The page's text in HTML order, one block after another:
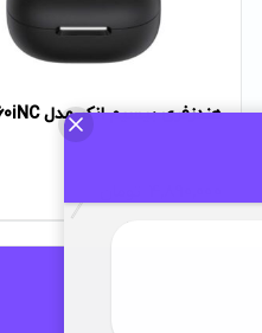
هندزفری بیسیم انکر مدل R60iNC